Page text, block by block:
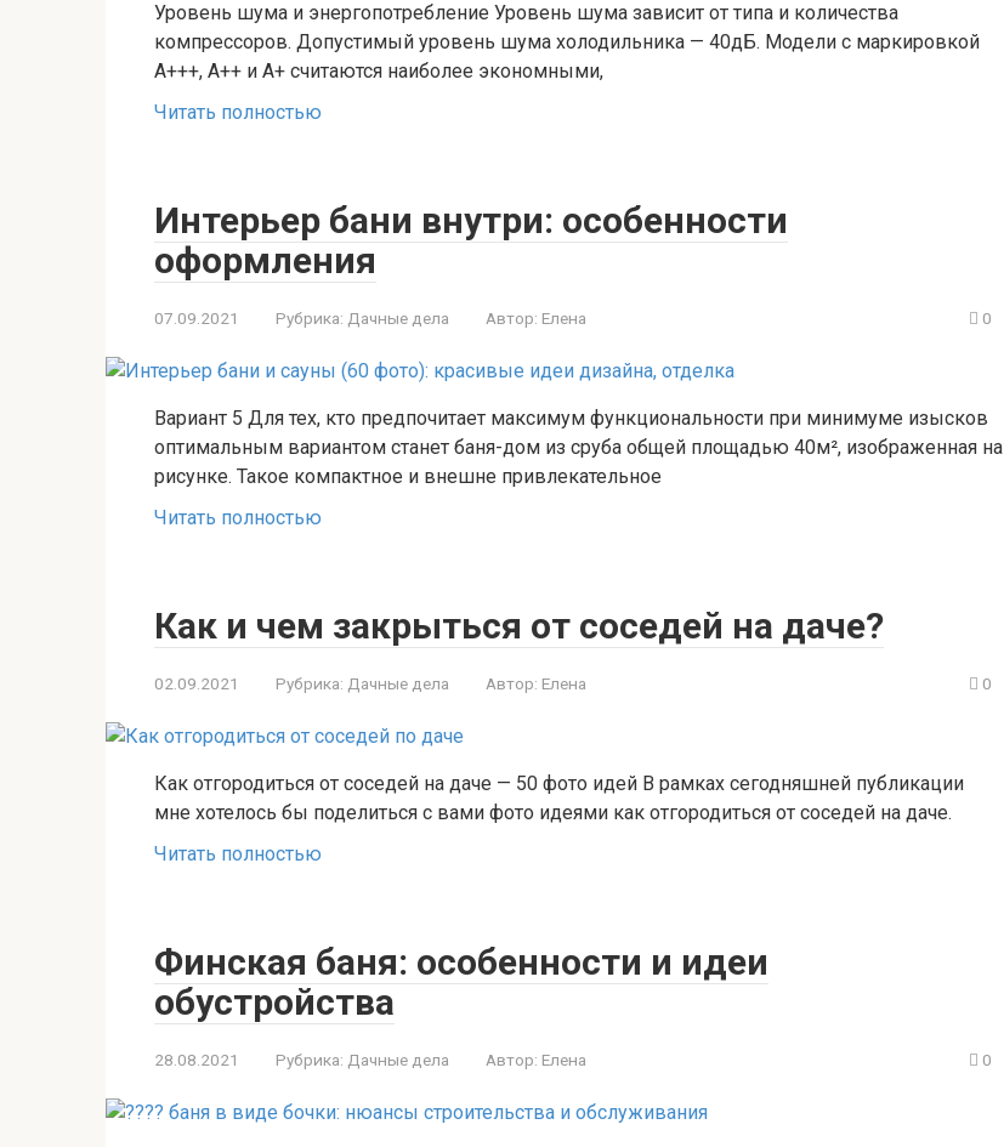
Уровень шума и энергопотребление Уровень шума зависит от типа и количества
компрессоров. Допустимый уровень шума холодильника — 40дБ. Модели с маркировкой
А+++, А++ и А+ считаются наиболее экономными,
Читать полностью
Интерьер бани внутри: особенности
оформления
07.09.2021 Рубрика: Дачные дела Автор: Елена 0
Вариант 5 Для тех, кто предпочитает максимум функциональности при минимуме изысков
оптимальным вариантом станет баня-дом из сруба общей площадью 40м², изображенная на
рисунке. Такое компактное и внешне привлекательное
Читать полностью
Как и чем закрыться от соседей на даче?
02.09.2021 Рубрика: Дачные дела Автор: Елена 0
Как отгородиться от соседей на даче — 50 фото идей В рамках сегодняшней публикации
мне хотелось бы поделиться с вами фото идеями как отгородиться от соседей на даче.
Читать полностью
Финская баня: особенности и идеи
обустройства
28.08.2021 Рубрика: Дачные дела Автор: Елена 0